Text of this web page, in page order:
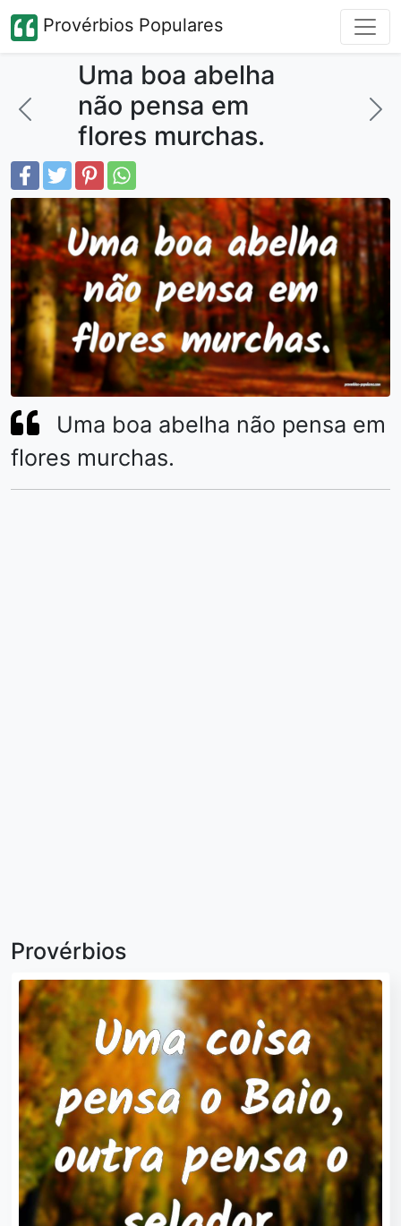
Provérbios Populares
Uma boa abelha
não pensa em
flores murchas.
Uma boa abelha não pensa em
flores murchas.
Provérbios